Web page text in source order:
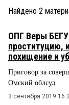
НОВОСТИ
СТИЛЬ ЖИЗНИ
Найдено 2
ОПГ Веры
проституцию,
похищение и
Приговор за
Омский облсуд
3 сентября 2019